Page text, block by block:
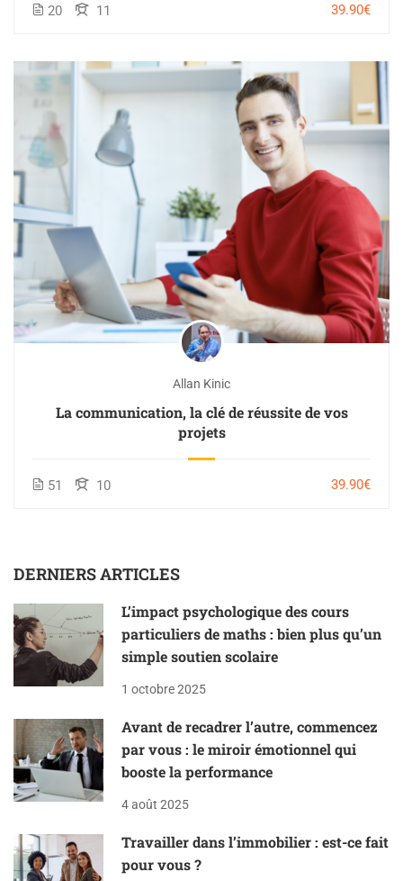
20 11 39.90€
Allan Kinic
La communication, la clé de réussite de vos
projets
51 10 39.90€
DERNIERS ARTICLES
L’impact psychologique des cours
particuliers de maths : bien plus qu’un
simple soutien scolaire
1 octobre 2025
Avant de recadrer l’autre, commencez
par vous : le miroir émotionnel qui
booste la performance
4 août 2025
Travailler dans l’immobilier : est-ce fait
pour vous ?